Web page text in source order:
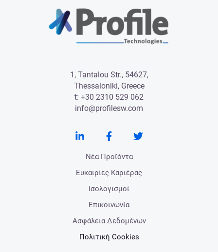
1, Tantalou Str., 54627,
Thessaloniki, Greece
t: +30 2310 529 062
info@profilesw.com
Νέα Προϊόντα
Ευκαιρίες Καριέρας
Ισολογισμοί
Επικοινωνία
Ασφάλεια Δεδομένων
Πολιτική Cookies